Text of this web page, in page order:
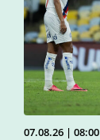
07.08.26 | 08:00